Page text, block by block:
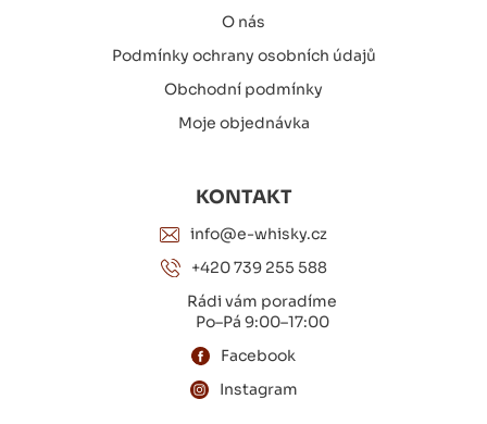
O nás
Podmínky ochrany osobních údajů
Obchodní podmínky
Moje objednávka
KONTAKT
info@e-whisky.cz
+420 739 255 588
Rádi vám poradíme
Po–Pá 9:00–17:00
Facebook
Instagram